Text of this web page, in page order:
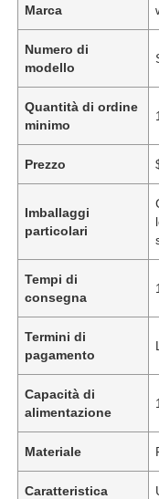
Marca
Numero di
modello
Quantità di ordine
minimo
Prezzo
Imballaggi
particolari
Tempi di
consegna
Termini di
pagamento
Capacità di
alimentazione
Materiale
Caratteristica